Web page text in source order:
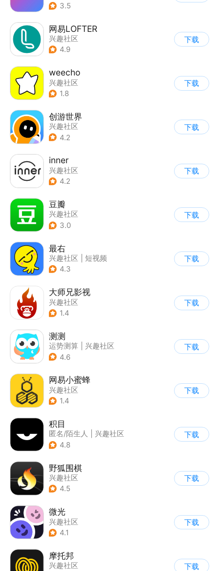
3.5
网易LOFTER
兴趣社区
4.9
下载
weecho
兴趣社区
1.8
下载
创游世界
兴趣社区
4.2
下载
inner
兴趣社区
4.2
下载
豆瓣
兴趣社区
3.0
下载
最右
兴趣社区
短视频
4.3
下载
大师兄影视
兴趣社区
1.4
下载
测测
运势测算
兴趣社区
4.6
下载
网易小蜜蜂
兴趣社区
1.4
下载
积目
匿名/陌生人
兴趣社区
4.8
下载
野狐围棋
兴趣社区
4.5
下载
微光
兴趣社区
4.1
下载
摩托邦
兴趣社区
下载